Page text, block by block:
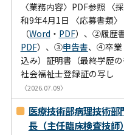
〈業務内容〉PDF参照 〈
和9年4月1日 〈応募書類
（Word ・ PDF）、②履歴
PDF）、③申告書、④卒業
込み）証明書（最終学歴
社会福祉士登録証の写し
〈2026.07.09〉
医療技術部病理技術部
長（主任臨床検査技師）